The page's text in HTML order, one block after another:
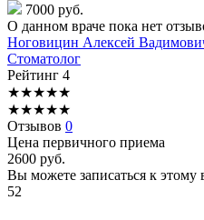
7000 руб.
О данном враче пока нет
Ноговицин Алексей
Стоматолог
Рейтинг 4
★★★★★
★★★★★
Отзывов 0
Цена первичного приема
2600 руб.
Вы можете записаться к этому
52